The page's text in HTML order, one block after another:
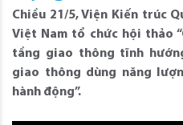
Chiều 21/5, Viện Kiến trúc
Việt Nam tổ chức hội thảo
tầng giao thông tĩnh
giao thông dùng năng
hành động”.